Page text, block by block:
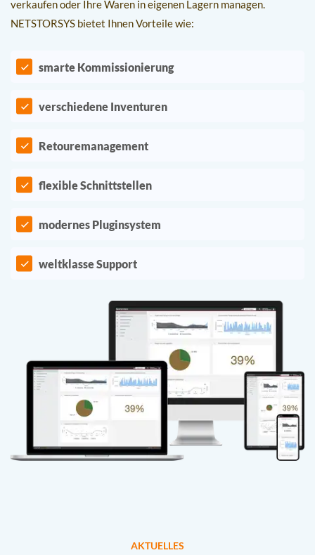
verkaufen oder Ihre Waren in eigenen Lagern managen.
NETSTORSYS bietet Ihnen Vorteile wie:
smarte Kommissionierung
verschiedene Inventuren
Retouremanagement
flexible Schnittstellen
modernes Pluginsystem
weltklasse Support
AKTUELLES